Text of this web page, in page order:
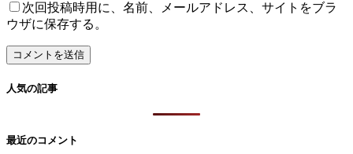
次回投稿時用に、名前、メールアドレス、サイトをブラ
ウザに保存する。
人気の記事
最近のコメント